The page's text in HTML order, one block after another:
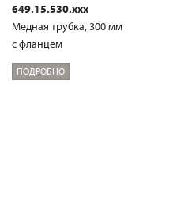
649.15.530.xxx
Медная трубка, 300 мм
с фланцем
ПОДРОБНО